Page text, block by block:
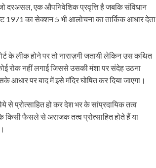
दरअसल, एक औपनिवेशिक प्रवृत्ति है जबकि संविधान
1971 का सेक्शन 5 भी आलोचना का तार्किक आधार देता
के लीक होने पर तो नाराज़गी जतायी लेकिन उस कथित
रोक नहीं लगाई जिससे उसकी मंशा पर संदेह उठना
आधार पर बाद में इसे मंदिर घोषित कर दिया जाएगा।
प्रोत्साहित हो कर देश भर के सांप्रदायिक तत्व
किसी फैसले से अराजक तत्व प्रोत्साहित होते हैं या